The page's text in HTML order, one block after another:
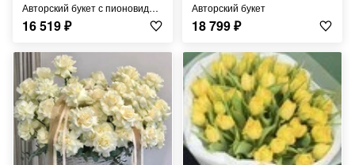
авторский букет с пионовидными розами кустовыми
16 519₽
авторский букет
18 799₽